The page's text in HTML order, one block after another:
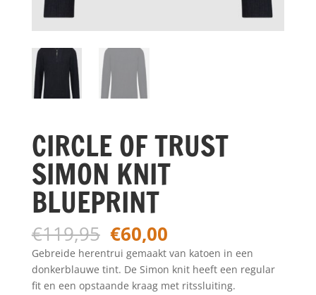
CIRCLE OF TRUST
SIMON KNIT
BLUEPRINT
€119,95 Oorspronkelijke
prijs
was:
€119,95.
€60,00Huidige
prijs
is:
€60,00.
Gebreide herentrui gemaakt van katoen in een
donkerblauwe tint. De Simon knit heeft een regular
fit en een opstaande kraag met ritssluiting.